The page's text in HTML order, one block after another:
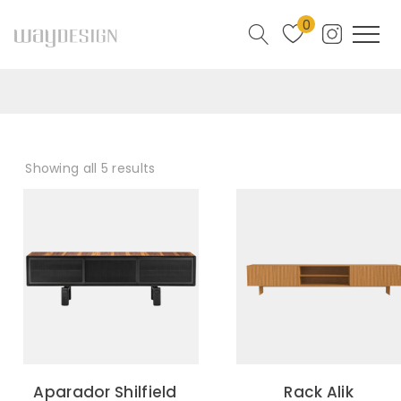
0
Showing all 5 results
Aparador Shilfield Rack Alik